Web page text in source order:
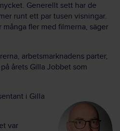
Generellt sett har de
runt ett par tusen visningar.
många fler med filmerna, säger
arbetsmarknadens parter,
årets Gilla Jobbet som
i Gilla
var